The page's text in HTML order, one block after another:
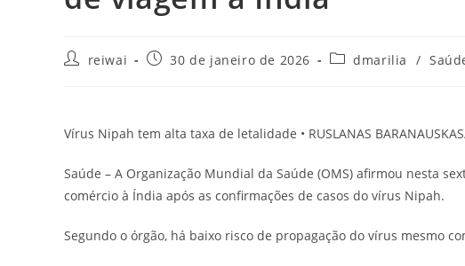
Autorreiwai
Post30 de janeiro de 2026
Categoria
dmarilia /
Vírus Nipah tem alta taxa de letalidade • RUSLANAS BARANAUSKAS/
Saúde – A Organização Mundial da Saúde (OMS) afirmou nesta
comércio à Índia após as confirmações de casos do vírus Nipah.
Segundo o órgão, há baixo risco de propagação do vírus mesmo